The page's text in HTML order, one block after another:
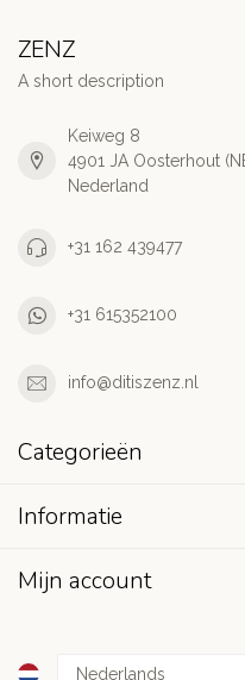
ZENZ
A short description
Keiweg 8
4901 JA Oosterhout
Nederland
+31 162 439477
+31 615352100
info@ditiszenz.nl
Categorieën
Informatie
Mijn account